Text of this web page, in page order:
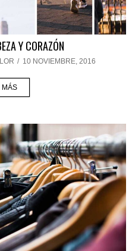
Y CORAZÓN
/ 10 NOVIEMBRE, 2016
MÁS